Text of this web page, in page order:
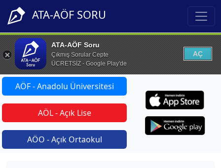
ATA-AÖF SORU
ATA-AÖF Soru
Çıkmış Sorular Cepte
ÜCRETSİZ - Google Play'de
AÇ
AÖF - Anadolu Üniversitesi
AÖL - Açık Lise
AÖO - Açık Ortaokul